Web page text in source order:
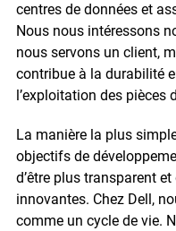
centres de données et
Nous nous intéressons
nous servons un client,
contribue à la durabilité
l’exploitation des pièces
La manière la plus
objectifs de
d’être plus transparent
innovantes. Chez Dell,
comme un cycle de vie.